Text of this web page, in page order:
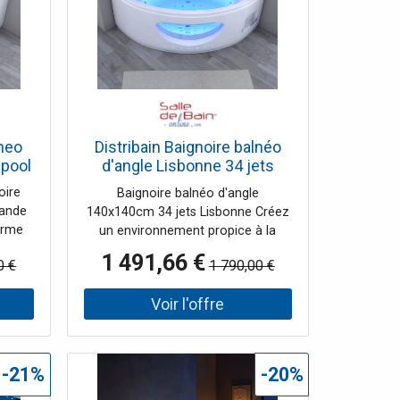
produits de toilettes ou serviettes
toujours à portée de main !
le
€
Distribain Baignoire balnéo
d'angle Lisbonne 34 jets
Whirlpool
Baignoire balnéo d'angle
140x140cm 34 jets Lisbonne Créez
un environnement propice à la
baignoire d'angle pour 2 personnes.
Très pratique, cette baignoire
balnéo LISBONNE s'intégrera
facilement dans votre salle de bain
des deux places de cette baignoire
1 491,66 € 1 790,00 €
-21% -20%